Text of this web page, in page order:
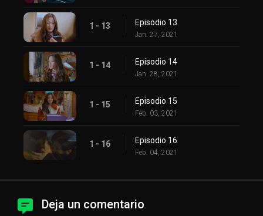
1 - 13 Episodio 13
Jan. 27, 2021
1 - 14 Episodio 14
Jan. 28, 2021
1 - 15 Episodio 15
Feb. 03, 2021
1 - 16 Episodio 16
Feb. 04, 2021
Deja un comentario